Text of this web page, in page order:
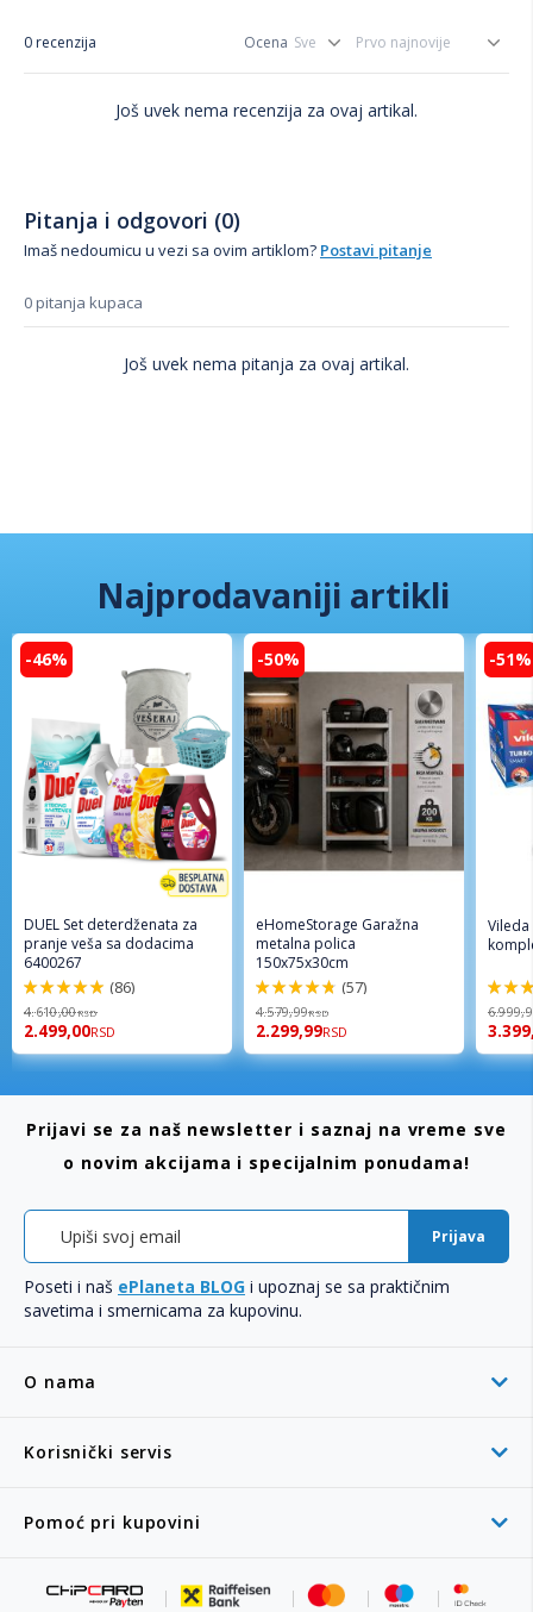
0 recenzija Ocena
Još uvek nema recenzija za ovaj artikal.
Pitanja i odgovori (0)
Imaš nedoumicu u vezi sa ovim artiklom? Postavi pitanje
0 pitanja kupaca
Još uvek nema pitanja za ovaj artikal.
Najprodavaniji artikli
-46%
DUEL Set deterdženata za
pranje veša sa dodacima
6400267
98%
(86)
4.610,00RSD
2.499,00RSD
-50%
eHomeStorage Garažna
metalna polica
150x75x30cm
96%
(57)
4.579,99RSD
2.299,99RSD
-51%
92%
O nama
Korisnički servis
Pomoć pri kupovini
Prijavi se za naš newsletter i saznaj na vreme sve
o novim akcijama i specijalnim ponudama!
Prijava
Poseti i naš ePlaneta BLOG i upoznaj se sa praktičnim
savetima i smernicama za kupovinu.